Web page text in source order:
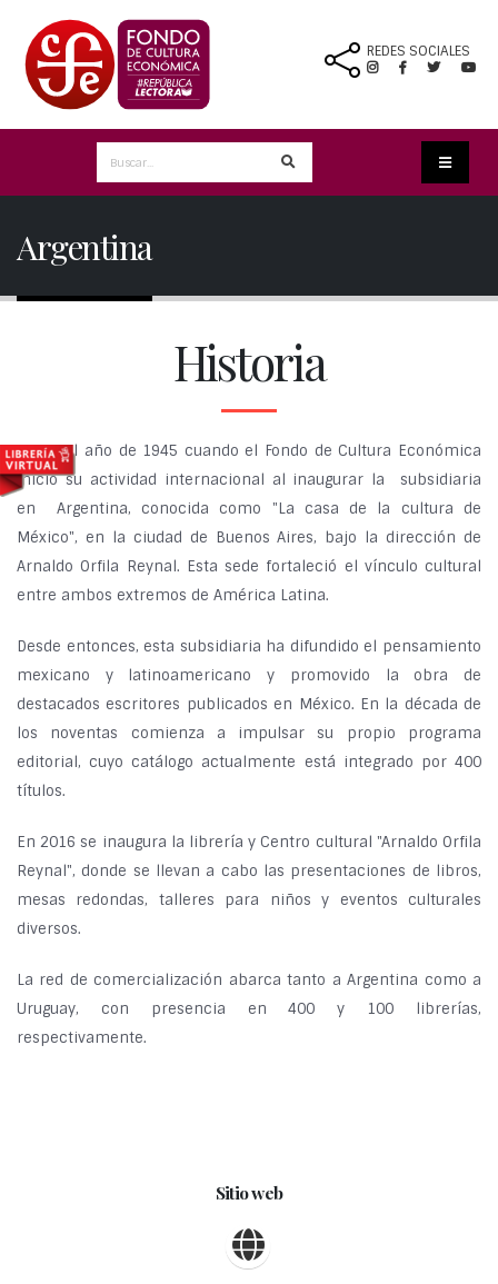
REDES SOCIALES
Argentina
Historia
Es en el año de 1945 cuando el Fondo de Cultura Económica
inició su actividad internacional al inaugurar la subsidiaria
en Argentina, conocida como "La casa de la cultura de
México", en la ciudad de Buenos Aires, bajo la dirección de
Arnaldo Orfila Reynal. Esta sede fortaleció el vínculo cultural
entre ambos extremos de América Latina.
Desde entonces, esta subsidiaria ha difundido el pensamiento
mexicano y latinoamericano y promovido la obra de
destacados escritores publicados en México. En la década de
los noventas comienza a impulsar su propio programa
editorial, cuyo catálogo actualmente está integrado por 400
títulos.
En 2016 se inaugura la librería y Centro cultural "Arnaldo Orfila
Reynal", donde se llevan a cabo las presentaciones de libros,
mesas redondas, talleres para niños y eventos culturales
diversos.
La red de comercialización abarca tanto a Argentina como a
Uruguay, con presencia en 400 y 100 librerías,
respectivamente.
Sitio web